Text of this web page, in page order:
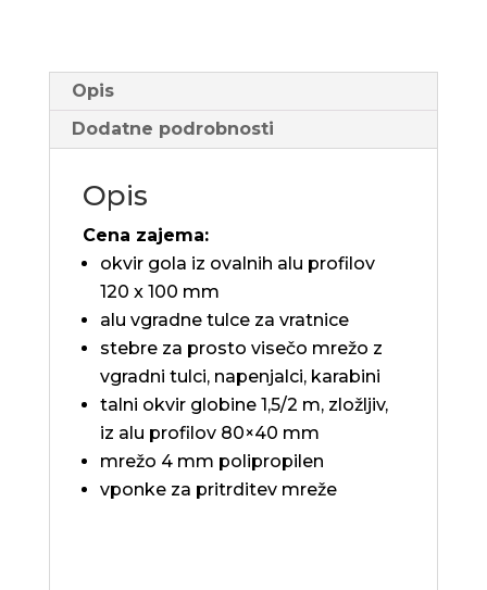
Opis
Dodatne podrobnosti
Opis
Cena zajema:
okvir gola iz ovalnih alu profilov
120 x 100 mm
alu vgradne tulce za vratnice
stebre za prosto visečo mrežo z
vgradni tulci, napenjalci, karabini
talni okvir globine 1,5/2 m, zložljiv,
iz alu profilov 80×40 mm
mrežo 4 mm polipropilen
vponke za pritrditev mreže